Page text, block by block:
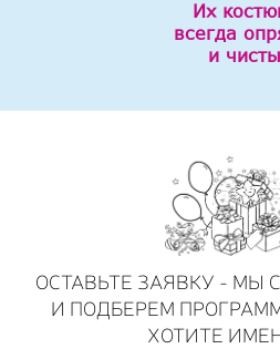
Их
всегда
и
ОСТАВЬТЕ ЗАЯВКУ - МЫ
И ПОДБЕРЕМ
ХОТИТЕ